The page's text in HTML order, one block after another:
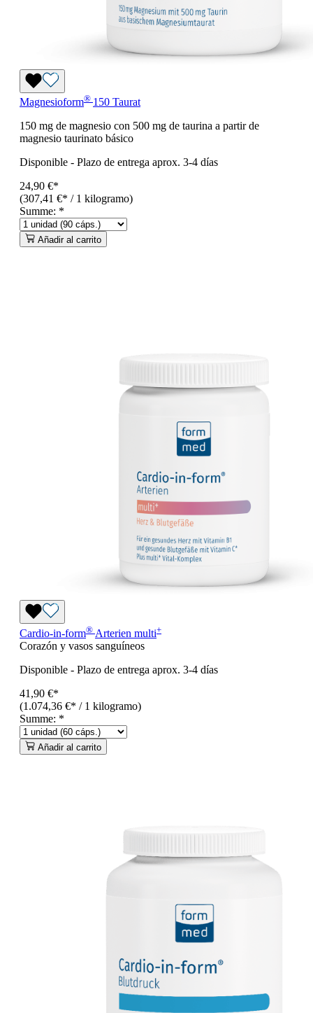
Magnesioform® 150 Taurat
150 mg de magnesio con 500 mg de taurina a partir de
magnesio taurinato básico
Disponible - Plazo de entrega aprox. 3-4 días
24,90 €*
(307,41 €* / 1 kilogramo)
Summe: *
Añadir al carrito
Cardio-in-form® Arterien multi+
Corazón y vasos sanguíneos
Disponible - Plazo de entrega aprox. 3-4 días
41,90 €*
(1.074,36 €* / 1 kilogramo)
Summe: *
Añadir al carrito